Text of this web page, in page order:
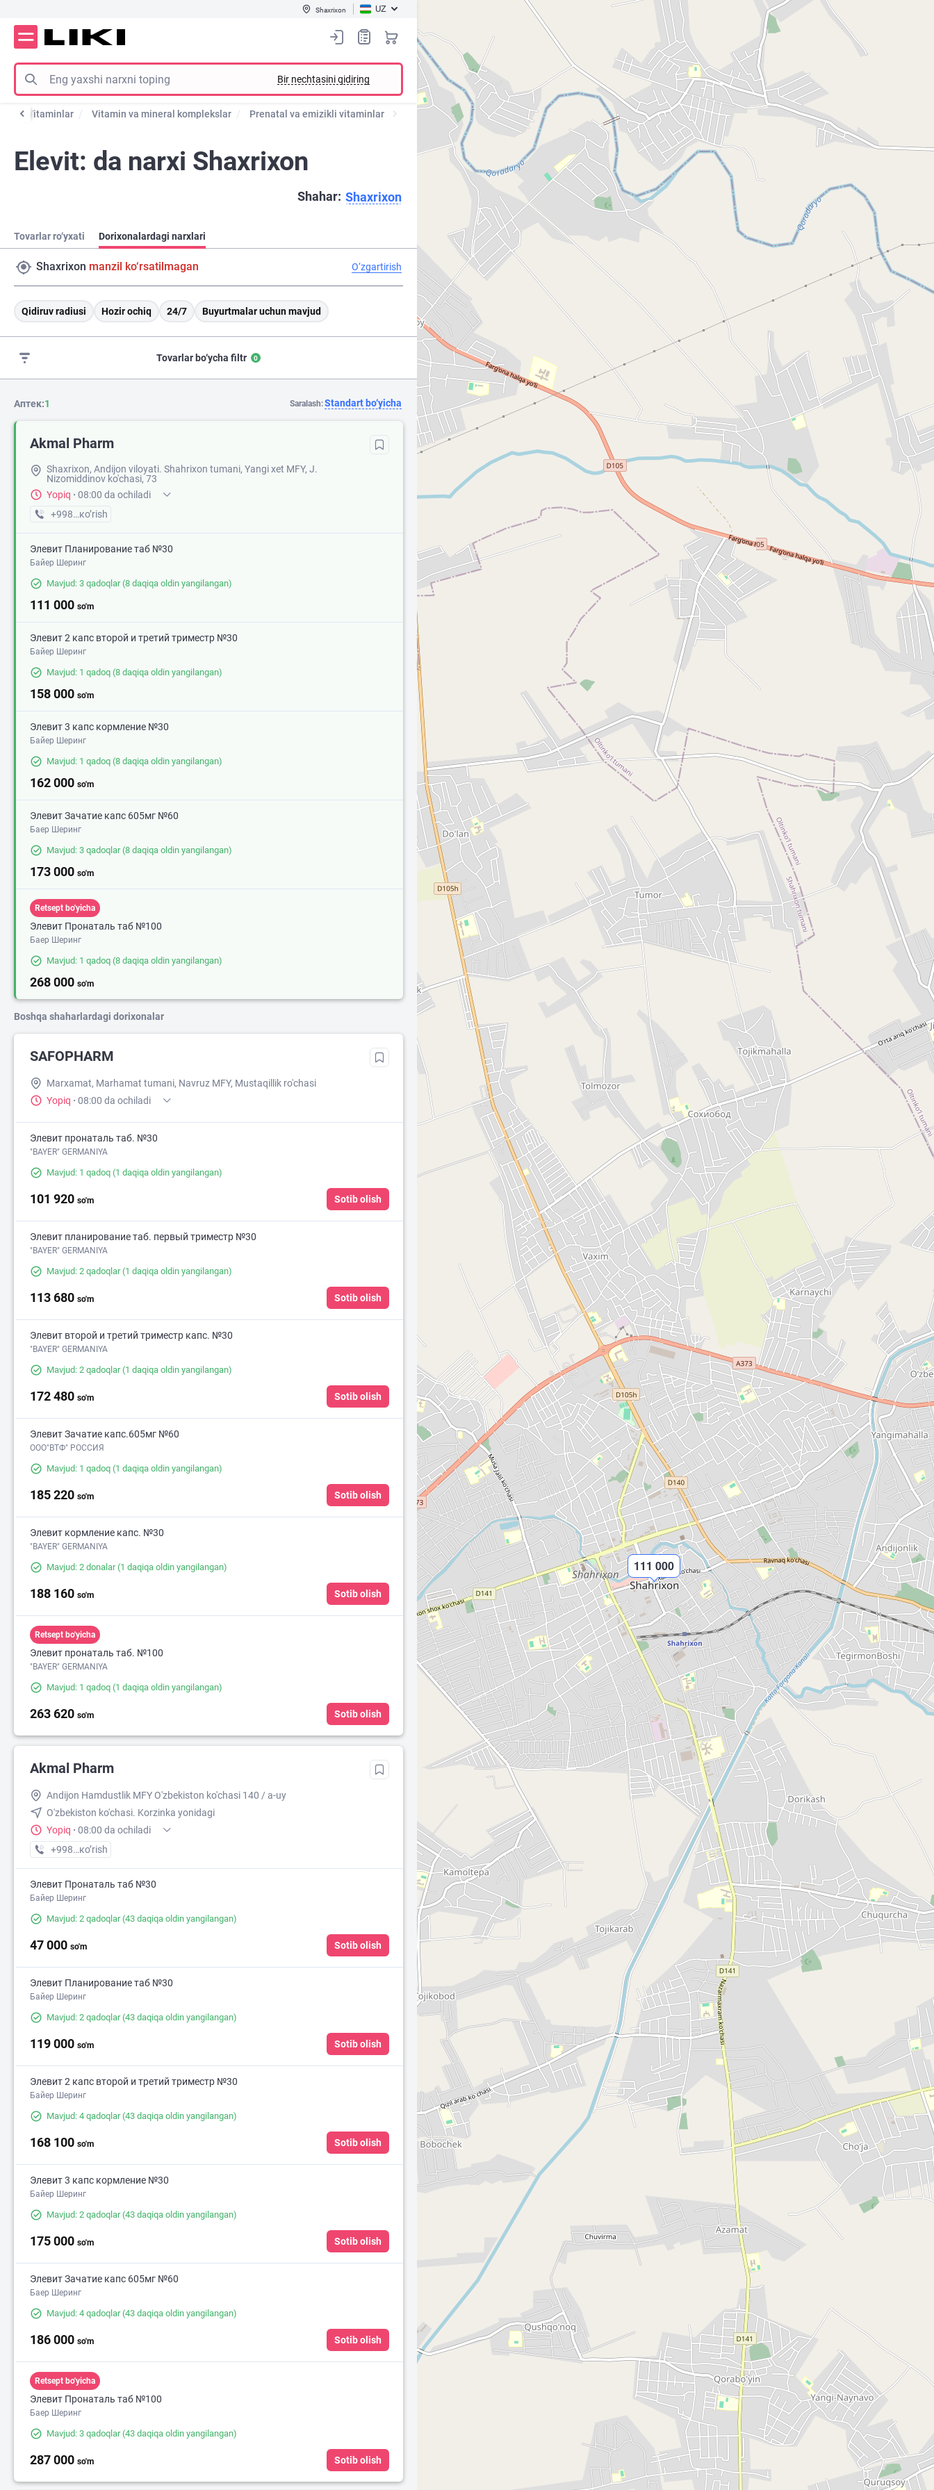
Shaxrixon UZ
Bir nechtasini qidiring
Vitaminlar Vitamin va mineral komplekslar Prenatal va emizikli vitaminlar
Elevit: da narxi Shaxrixon
Shahar: Shaxrixon
Tovarlar ro‘yxati Dorixonalardagi narxlari
Shaxrixon manzil ko‘rsatilmagan O‘zgartirish
Qidiruv radiusi Hozir ochiq 24/7 Buyurtmalar uchun mavjud
Tovarlar bo‘ycha filtr 0
Аптек:1 Saralash:Standart bo‘yicha
Akmal Pharm
Shaxrixon, Andijon viloyati. Shahrixon tumani, Yangi xet MFY, J.
Nizomiddinov ko'chasi, 73
Yopiq · 08:00 da ochiladi
+998 (90) XXX-XX-XX
кo’rish
Элевит Планирование таб №30
Байер Шеринг
Mavjud: 3 qadoqlar(8 daqiqa oldin yangilangan)
111 000 so'm
Элевит 2 капс второй и третий триместр №30
Байер Шеринг
Mavjud: 1 qadoq (8 daqiqa oldin yangilangan)
158 000 so'm
Элевит 3 капс кормление №30
Байер Шеринг
Mavjud: 1 qadoq (8 daqiqa oldin yangilangan)
162 000 so'm
Элевит Зачатие капс 605мг №60
Баер Шеринг
Mavjud: 3 qadoqlar(8 daqiqa oldin yangilangan)
173 000 so'm
Retsept bo'yicha
Элевит Пронаталь таб №100
Баер Шеринг
Mavjud: 1 qadoq (8 daqiqa oldin yangilangan)
268 000 so'm
Boshqa shaharlardagi dorixonalar
SAFOPHARM
Marxamat, Marhamat tumani, Navruz MFY, Mustaqillik ro'chasi
Yopiq · 08:00 da ochiladi
Элевит пронаталь таб. №30
"BAYER" GERMANIYA
Mavjud: 1 qadoq (1 daqiqa oldin yangilangan)
101 920 so'm Sotib olish
Элевит планирование таб. первый триместр №30
"BAYER" GERMANIYA
Mavjud: 2 qadoqlar(1 daqiqa oldin yangilangan)
113 680 so'm Sotib olish
Элевит второй и третий триместр капс. №30
"BAYER" GERMANIYA
Mavjud: 2 qadoqlar(1 daqiqa oldin yangilangan)
172 480 so'm Sotib olish
Элевит Зачатие капс.605мг №60
ООО"ВТФ" РОССИЯ
Mavjud: 1 qadoq (1 daqiqa oldin yangilangan)
185 220 so'm Sotib olish
Элевит кормление капс. №30
"BAYER" GERMANIYA
Mavjud: 2 donalar(1 daqiqa oldin yangilangan)
188 160 so'm Sotib olish
Retsept bo'yicha
Элевит пронаталь таб. №100
"BAYER" GERMANIYA
Mavjud: 1 qadoq (1 daqiqa oldin yangilangan)
263 620 so'm Sotib olish
Akmal Pharm
Andijon Hamdustlik MFY O'zbekiston ko'chasi 140 / a-uy
O'zbekiston ko'chasi. Korzinka yonidagi
Yopiq · 08:00 da ochiladi
+998 (90) XXX-XX-XX
кo’rish
Элевит Пронаталь таб №30
Байер Шеринг
Mavjud: 2 qadoqlar(43 daqiqa oldin yangilangan)
47 000 so'm Sotib olish
Элевит Планирование таб №30
Байер Шеринг
Mavjud: 2 qadoqlar(43 daqiqa oldin yangilangan)
119 000 so'm Sotib olish
Элевит 2 капс второй и третий триместр №30
Байер Шеринг
Mavjud: 4 qadoqlar(43 daqiqa oldin yangilangan)
168 100 so'm Sotib olish
Элевит 3 капс кормление №30
Байер Шеринг
Mavjud: 2 qadoqlar(43 daqiqa oldin yangilangan)
175 000 so'm Sotib olish
Элевит Зачатие капс 605мг №60
Баер Шеринг
Mavjud: 4 qadoqlar(43 daqiqa oldin yangilangan)
186 000 so'm Sotib olish
Retsept bo'yicha
Элевит Пронаталь таб №100
Баер Шеринг
Mavjud: 3 qadoqlar(43 daqiqa oldin yangilangan)
287 000 so'm Sotib olish
111 000